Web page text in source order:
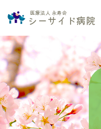
医療法人 永寿会
シーサイド病院